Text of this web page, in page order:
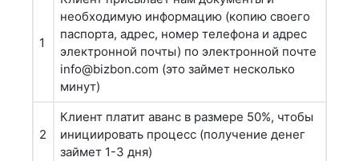
1
необходимую информацию (копию своего
паспорта, адрес, номер телефона и адрес
электронной почты) по электронной почте
info@bizbon.com (это займет несколько
минут)
2
Клиент платит аванс в размере 50%, чтобы
инициировать процесс (получение денег
займет 1-3 дня)